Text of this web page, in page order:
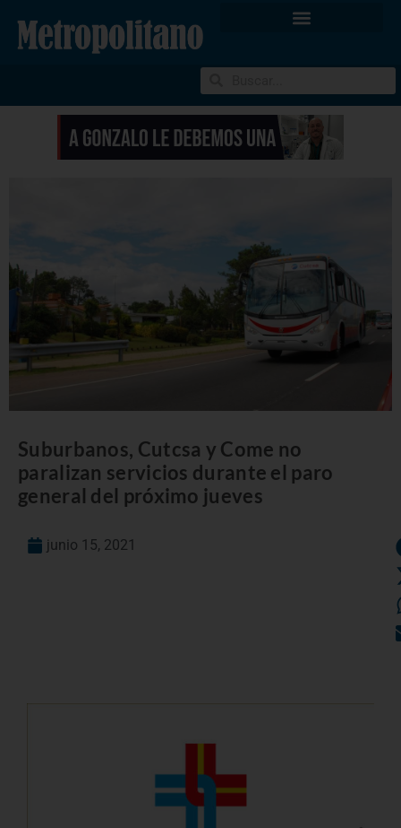
Suburbanos, Cutcsa y Come no
paralizan servicios durante el paro
general del próximo jueves
junio 15, 2021